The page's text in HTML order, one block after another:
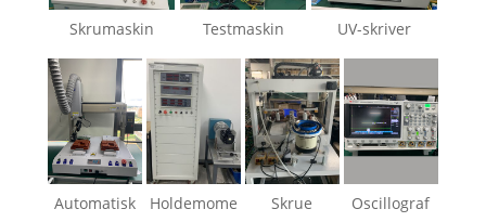
Skrumaskin Testmaskin UV-skriver
Automatisk
Holdemome
Skrue
Oscillograf